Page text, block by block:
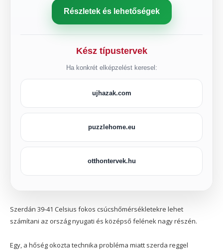
Részletek és lehetőségek
Kész típustervek
Ha konkrét elképzelést keresel:
ujhazak.com
puzzlehome.eu
otthontervek.hu
Szerdán 39-41 Celsius fokos csúcshőmérsékletekre lehet
számítani az ország nyugati és középső felének nagy részén.
Egy, a hőség okozta technika probléma miatt szerda reggel